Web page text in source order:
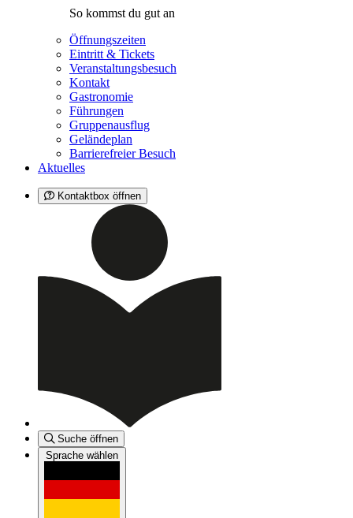
So kommst du gut an
Öffnungszeiten
Eintritt & Tickets
Veranstaltungsbesuch
Kontakt
Gastronomie
Führungen
Gruppenausflug
Geländeplan
Barrierefreier Besuch
Aktuelles
Kontaktbox öffnen
Suche öffnen
Sprache wählen